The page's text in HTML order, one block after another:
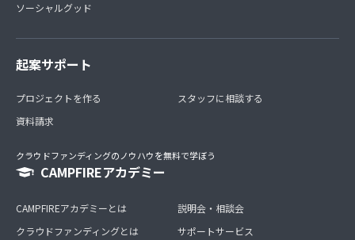
ソーシャルグッド
起案サポート
プロジェクトを作る
資料請求
スタッフに相談する
クラウドファンディングのノウハウを無料で学ぼう
CAMPFIREアカデミー
CAMPFIREアカデミーとは
クラウドファンディングとは
説明会・相談会
サポートサービス